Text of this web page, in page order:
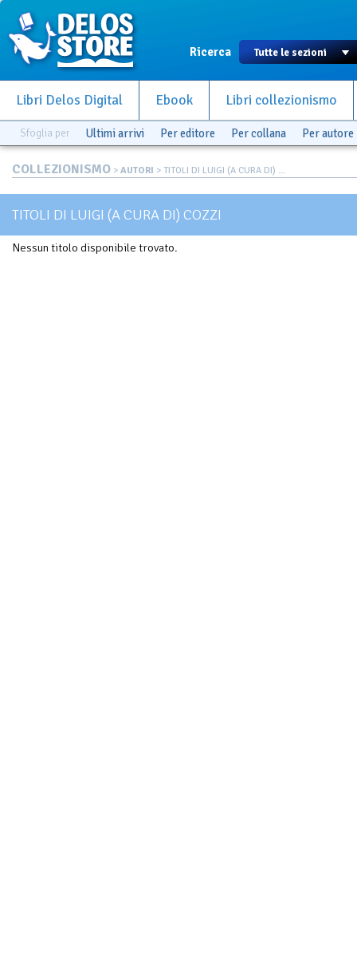
Ricerca
Libri Delos Digital Ebook Libri collezionismo
Sfoglia per Ultimi arrivi Per editore Per collana Per autore
COLLEZIONISMO > AUTORI > TITOLI DI LUIGI (A CURA DI) ...
TITOLI DI LUIGI (A CURA DI) COZZI
Nessun titolo disponibile trovato.